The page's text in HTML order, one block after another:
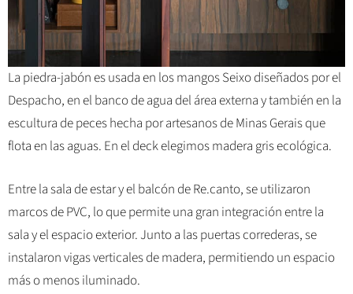
La piedra-jabón es usada en los mangos Seixo diseñados por el
Despacho, en el banco de agua del área externa y también en la
escultura de peces hecha por artesanos de Minas Gerais que
flota en las aguas. En el deck elegimos madera gris ecológica.
Entre la sala de estar y el balcón de Re.canto, se utilizaron
marcos de PVC, lo que permite una gran integración entre la
sala y el espacio exterior. Junto a las puertas correderas, se
instalaron vigas verticales de madera, permitiendo un espacio
más o menos iluminado.